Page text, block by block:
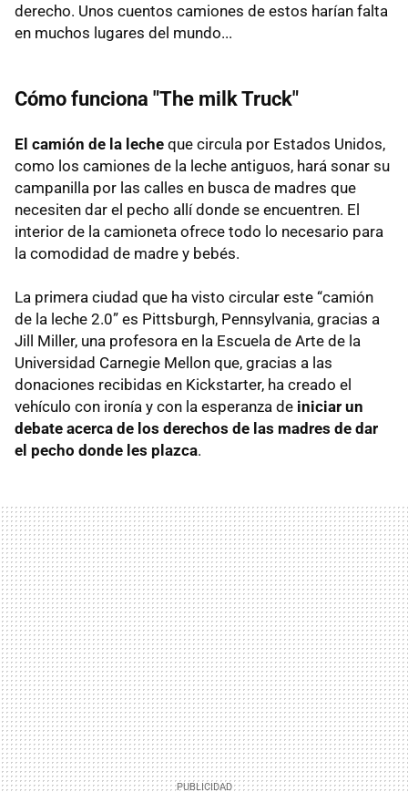
derecho. Unos cuentos camiones de estos harían falta
en muchos lugares del mundo...
Cómo funciona "The milk Truck"
El camión de la leche que circula por Estados Unidos,
como los camiones de la leche antiguos, hará sonar su
campanilla por las calles en busca de madres que
necesiten dar el pecho allí donde se encuentren. El
interior de la camioneta ofrece todo lo necesario para
la comodidad de madre y bebés.
La primera ciudad que ha visto circular este “camión
de la leche 2.0” es Pittsburgh, Pennsylvania, gracias a
Jill Miller, una profesora en la Escuela de Arte de la
Universidad Carnegie Mellon que, gracias a las
donaciones recibidas en Kickstarter, ha creado el
vehículo con ironía y con la esperanza de iniciar un
debate acerca de los derechos de las madres de dar
el pecho donde les plazca.